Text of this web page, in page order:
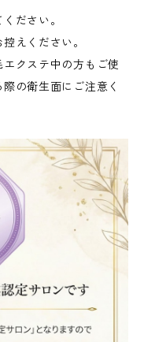
ださい。
えください。
クステ中の方もご使
の衛生面にご注意く